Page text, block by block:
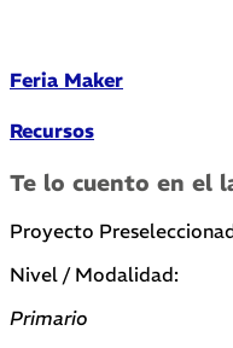
Feria Maker
Recursos
Te lo cuento en el
Proyecto
Nivel / Modalidad:
Primario